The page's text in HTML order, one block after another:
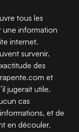
tous les
une information
internet.
survenir.
des
et
jugerait utile.
cas
et de
en découler.